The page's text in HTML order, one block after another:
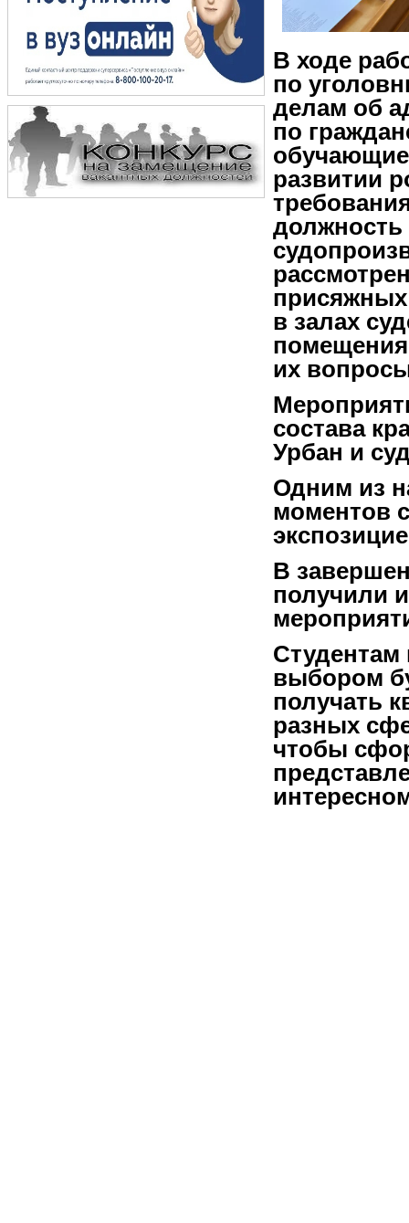
В ходе
по
делам об
по
развитии
должность
присяжных
в залах
их
состава
Урбан и
Одним из
моментов
В
получили
выбором
получать
разных
чтобы